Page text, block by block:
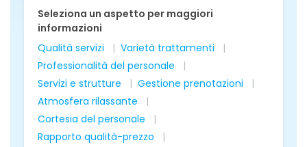
Seleziona un aspetto per maggiori
informazioni
Qualità servizi
Varietà trattamenti
Professionalità del personale
Servizi e strutture
Gestione prenotazioni
Atmosfera rilassante
Cortesia del personale
Rapporto qualità-prezzo